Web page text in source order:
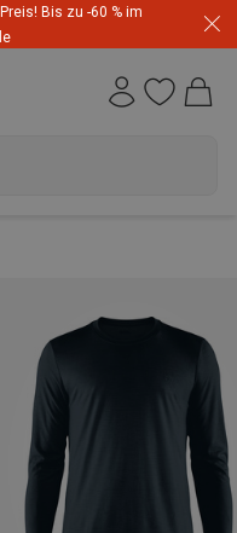
Bis zu -60 % im